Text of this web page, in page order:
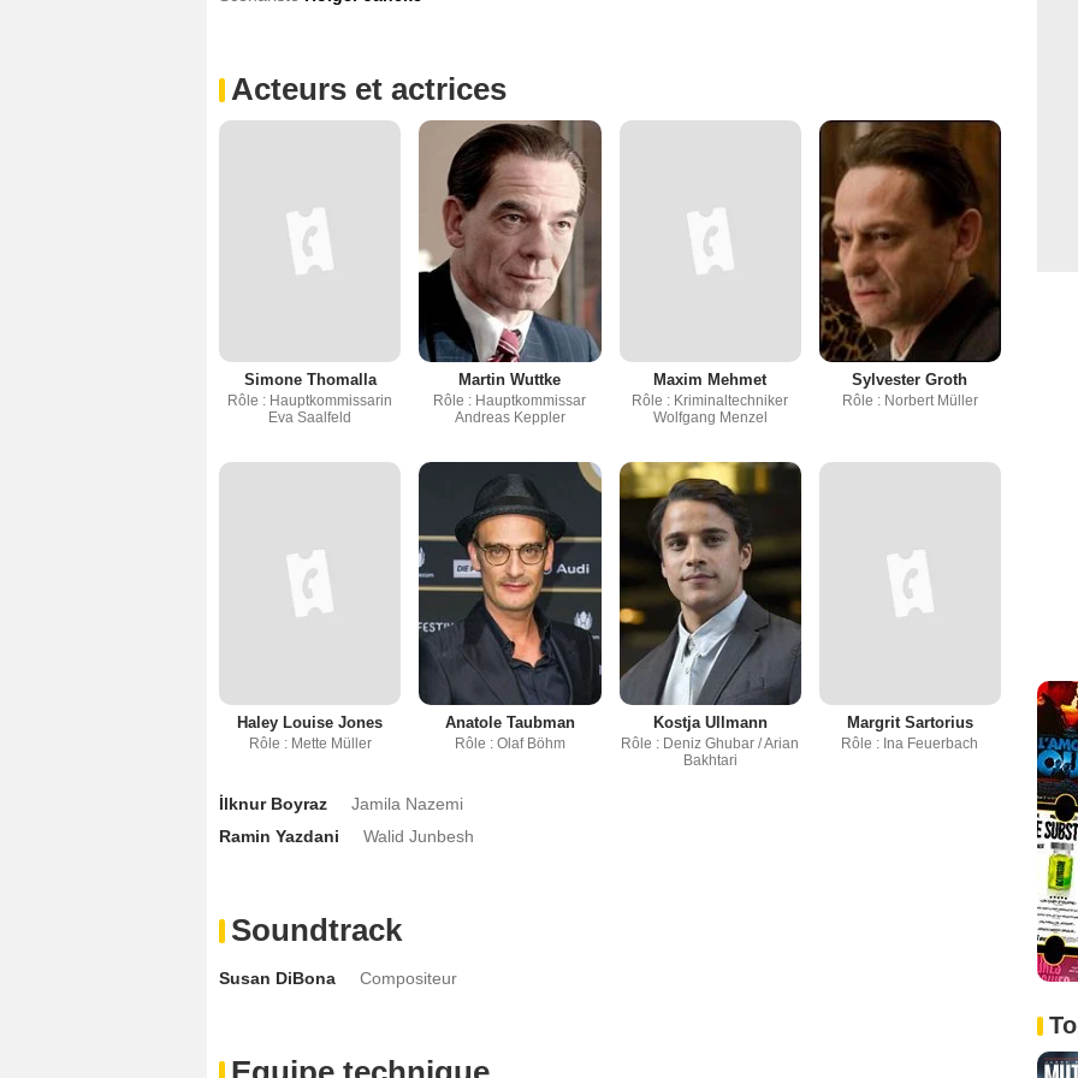
Acteurs et actrices
Simone Thomalla
Rôle : Hauptkommissarin
Eva Saalfeld
Martin Wuttke
Rôle : Hauptkommissar
Andreas Keppler
Maxim Mehmet
Rôle : Kriminaltechniker
Wolfgang Menzel
Sylvester Groth
Rôle : Norbert Müller
Haley Louise Jones
Rôle : Mette Müller
Anatole Taubman
Rôle : Olaf Böhm
Kostja Ullmann
Rôle : Deniz Ghubar / Arian
Bakhtari
Margrit Sartorius
Rôle : Ina Feuerbach
İlknur Boyraz
Jamila Nazemi
Ramin Yazdani
Walid Junbesh
Soundtrack
Susan DiBona Compositeur